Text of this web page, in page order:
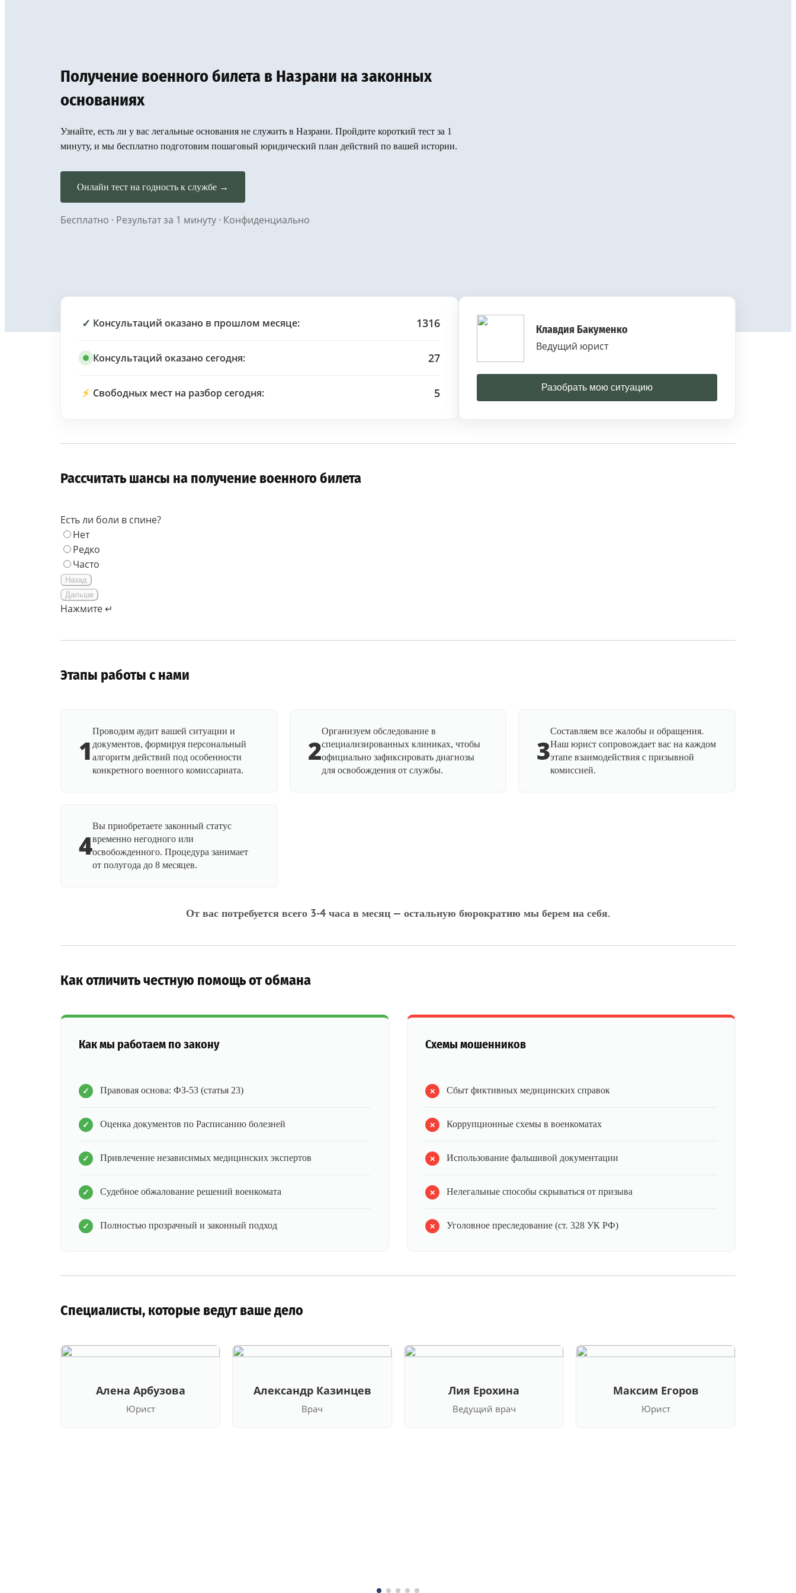
Получение военного билета в Назрани на законных
основаниях
Узнайте, есть ли у вас легальные основания не служить в Назрани. Пройдите короткий тест за 1
минуту, и мы бесплатно подготовим пошаговый юридический план действий по вашей истории.
Онлайн тест на годность к службе →
Бесплатно · Результат за 1 минуту · Конфиденциально
✓ Консультаций оказано в прошлом месяце: 1316
Консультаций оказано сегодня: 27
⚡ Свободных мест на разбор сегодня: 5
Клавдия Бакуменко
Ведущий юрист
Разобрать мою ситуацию
Рассчитать шансы на получение военного билета
Есть ли боли в спине?
Нет
Редко
Часто
Назад
Дальше
Нажмите ↵
Этапы работы с нами
1
Проводим аудит вашей ситуации и
документов, формируя персональный
алгоритм действий под особенности
конкретного военного комиссариата.
2
Организуем обследование в
специализированных клиниках, чтобы
официально зафиксировать диагнозы
для освобождения от службы.
3
Составляем все жалобы и обращения.
Наш юрист сопровождает вас на каждом
этапе взаимодействия с призывной
комиссией.
4
Вы приобретаете законный статус
временно негодного или
освобожденного. Процедура занимает
от полугода до 8 месяцев.
От вас потребуется всего 3-4 часа в месяц — остальную бюрократию мы берем на себя.
Как отличить честную помощь от обмана
Как мы работаем по закону
Правовая основа: ФЗ-53 (статья 23)
Оценка документов по Расписанию болезней
Привлечение независимых медицинских экспертов
Судебное обжалование решений военкомата
Полностью прозрачный и законный подход
Схемы мошенников
Сбыт фиктивных медицинских справок
Коррупционные схемы в военкоматах
Использование фальшивой документации
Нелегальные способы скрываться от призыва
Уголовное преследование (ст. 328 УК РФ)
Специалисты, которые ведут ваше дело
Алена Арбузова
Юрист
Александр Казинцев
Врач
Лия Ерохина
Ведущий врач
Максим Егоров
Юрист